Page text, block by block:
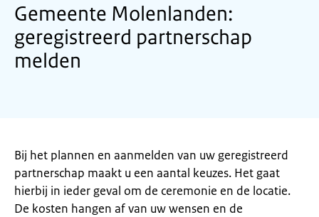
Gemeente Molenlanden:
geregistreerd partnerschap
melden
Bij het plannen en aanmelden van uw geregistreerd
partnerschap maakt u een aantal keuzes. Het gaat
hierbij in ieder geval om de ceremonie en de locatie.
De kosten hangen af van uw wensen en de